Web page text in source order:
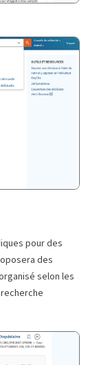
pour des
des
selon les